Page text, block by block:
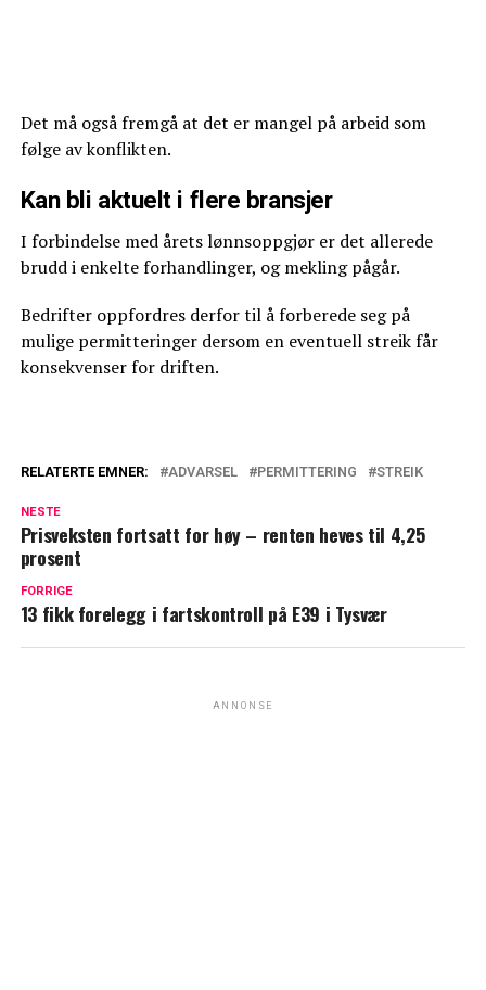
Det må også fremgå at det er mangel på arbeid som
følge av konflikten.
Kan bli aktuelt i flere bransjer
I forbindelse med årets lønnsoppgjør er det allerede
brudd i enkelte forhandlinger, og mekling pågår.
Bedrifter oppfordres derfor til å forberede seg på
mulige permitteringer dersom en eventuell streik får
konsekvenser for driften.
RELATERTE EMNER: ADVARSEL PERMITTERING STREIK
NESTE
Prisveksten fortsatt for høy – renten heves til 4,25
prosent
FORRIGE
13 fikk forelegg i fartskontroll på E39 i Tysvær
ANNONSE